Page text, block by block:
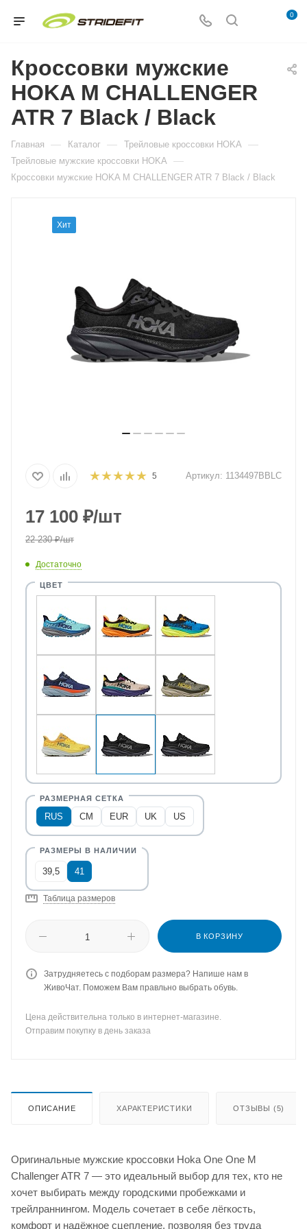
0
Кроссовки мужские
HOKA M CHALLENGER
ATR 7 Black / Black
Главная — Каталог — Трейловые кроссовки HOKA —
Трейловые мужские кроссовки HOKA —
Кроссовки мужские HOKA M CHALLENGER ATR 7 Black / Black
Хит
5 Артикул: 1134497BBLC
17 100 ₽/шт
22 230₽/шт
Достаточно
RUS CM EUR UK US
39,5 41
Таблица размеров
В КОРЗИНУ
Затрудняетесь с подборам размера? Напише нам в
ЖивоЧат. Поможем Вам правльно выбрать обувь.
Цена действительна только в интернет-магазине.
Отправим покупку в день заказа
ОПИСАНИЕ ХАРАКТЕРИСТИКИ ОТЗЫВЫ (5)
Оригинальные мужские кроссовки Hoka One One M
Challenger ATR 7 — это идеальный выбор для тех, кто не
хочет выбирать между городскими пробежками и
трейлраннингом. Модель сочетает в себе лёгкость,
комфорт и надёжное сцепление, позволяя без труда